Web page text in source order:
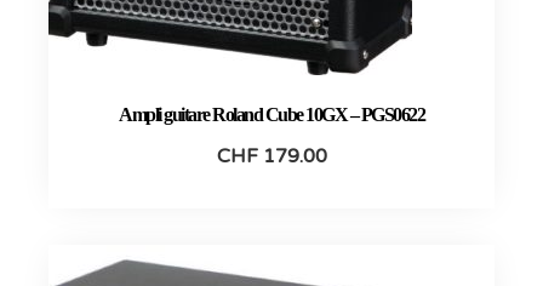
Ampli guitare Roland Cube 10GX – PGS0622
CHF179.00